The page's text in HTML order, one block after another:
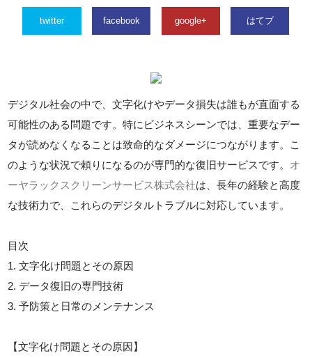
twitter facebook google+ はてブ
デジタル社会の中で、文字化けやデータ損失は誰もが直面する
可能性のある問題です。特にビジネスシーンでは、重要なデー
タが読めなくなることは致命的なダメージにつながります。こ
のような状況で頼りになるのが専門的な復旧サービスです。 オ
ーヤラックスクリーンサービス株式会社は、長年の経験と高度
な技術力で、これらのデジタルトラブルに対応しています。
目次
1. 文字化け問題とその原因
2. データ復旧の専門技術
3. 予防策と日常のメンテナンス
【文字化け問題とその原因】